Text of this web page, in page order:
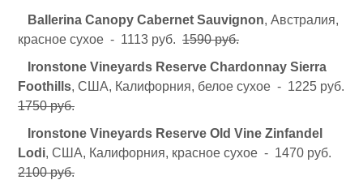
Ballerina Canopy Cabernet Sauvignon, Австралия,
красное сухое - 1113 руб. 1590 руб.
Ironstone Vineyards Reserve Chardonnay Sierra
Foothills, США, Калифорния, белое сухое - 1225 руб.
1750 руб.
Ironstone Vineyards Reserve Old Vine Zinfandel
Lodi, США, Калифорния, красное сухое - 1470 руб.
2100 руб.